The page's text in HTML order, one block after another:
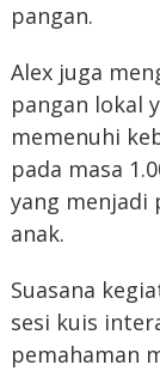
pangan.
Alex juga
pangan lokal
memenuhi
pada masa
yang
anak.
Suasana
sesi kuis
pemahaman